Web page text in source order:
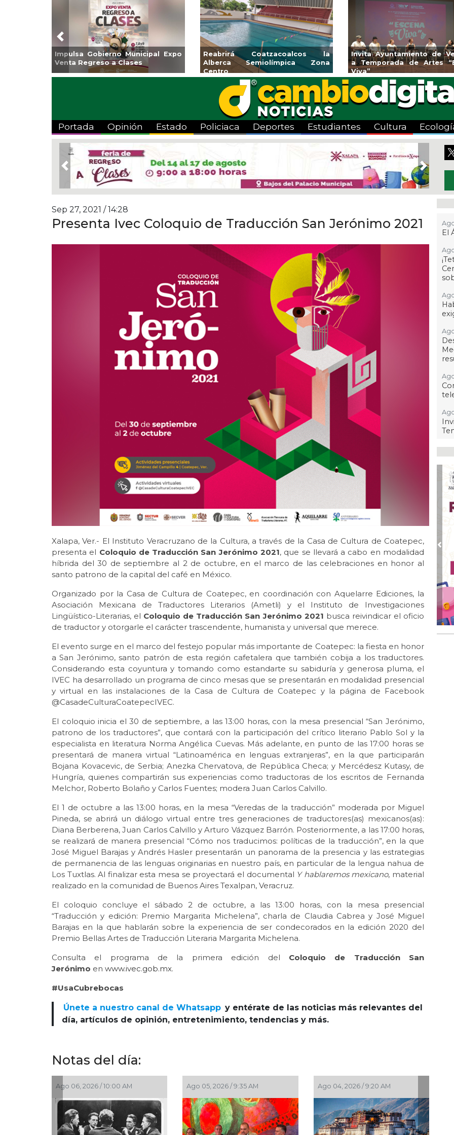
Gobierno Municipal Expo
Regreso a Clases
Reabrirá Coatzacoalcos la
Alberca Semiolímpica Zona
Centro
Invita Ayuntamiento de Veracruz
a Temporada de Artes “Escena
Viva”
Previous
Portada Opinión Estado Policiaca Deportes Estudiantes Cultura
Previous Next
Sep 27, 2021 / 14:28
Presenta Ivec Coloquio de Traducción San Jerónimo 2021
Xalapa, Ver.- El Instituto Veracruzano de la Cultura, a través de la Casa de Cultura de Coatepec,
presenta el Coloquio de Traducción San Jerónimo 2021, que se llevará a cabo en modalidad
híbrida del 30 de septiembre al 2 de octubre, en el marco de las celebraciones en honor al
santo patrono de la capital del café en México.
Organizado por la Casa de Cultura de Coatepec, en coordinación con Aquelarre Ediciones, la
Asociación Mexicana de Traductores Literarios (Ametli) y el Instituto de Investigaciones
Lingüístico-Literarias, el Coloquio de Traducción San Jerónimo 2021 busca reivindicar el oficio
de traductor y otorgarle el carácter trascendente, humanista y universal que merece.
El evento surge en el marco del festejo popular más importante de Coatepec: la fiesta en honor
a San Jerónimo, santo patrón de esta región cafetalera que también cobija a los traductores.
Considerando esta coyuntura y tomando como estandarte su sabiduría y generosa pluma, el
IVEC ha desarrollado un programa de cinco mesas que se presentarán en modalidad presencial
y virtual en las instalaciones de la Casa de Cultura de Coatepec y la página de Facebook
@CasadeCulturaCoatepecIVEC.
El coloquio inicia el 30 de septiembre, a las 13:00 horas, con la mesa presencial “San Jerónimo,
patrono de los traductores”, que contará con la participación del crítico literario Pablo Sol y la
especialista en literatura Norma Angélica Cuevas. Más adelante, en punto de las 17:00 horas se
presentará de manera virtual “Latinoamérica en lenguas extranjeras”, en la que participarán
Bojana Kovacevic, de Serbia; Anezka Chervatova, de República Checa; y Mercédesz Kutasy, de
Hungría, quienes compartirán sus experiencias como traductoras de los escritos de Fernanda
Melchor, Roberto Bolaño y Carlos Fuentes; modera Juan Carlos Calvillo.
El 1 de octubre a las 13:00 horas, en la mesa “Veredas de la traducción” moderada por Miguel
Pineda, se abrirá un diálogo virtual entre tres generaciones de traductores(as) mexicanos(as):
Diana Berberena, Juan Carlos Calvillo y Arturo Vázquez Barrón. Posteriormente, a las 17:00 horas,
se realizará de manera presencial “Cómo nos traducimos: políticas de la traducción”, en la que
José Miguel Barajas y Andrés Hasler presentarán un panorama de la presencia y las estrategias
de permanencia de las lenguas originarias en nuestro país, en particular de la lengua nahua de
Los Tuxtlas. Al finalizar esta mesa se proyectará el documental Y hablaremos mexicano, material
realizado en la comunidad de Buenos Aires Texalpan, Veracruz.
El coloquio concluye el sábado 2 de octubre, a las 13:00 horas, con la mesa presencial
“Traducción y edición: Premio Margarita Michelena”, charla de Claudia Cabrea y José Miguel
Barajas en la que hablarán sobre la experiencia de ser condecorados en la edición 2020 del
Premio Bellas Artes de Traducción Literaria Margarita Michelena.
Consulta el programa de la primera edición del Coloquio de Traducción San
Jerónimo en www.ivec.gob.mx.
#UsaCubrebocas
Únete a nuestro canal de Whatsapp y entérate de las noticias más relevantes del
día, artículos de opinión, entretenimiento, tendencias y más.
Notas del día:
Ago 06, 2026 / 10:00 AM Ago 05, 2026 / 9:35 AM Ago 04, 2026 / 9:20 AM Ago 03, 2026 / 10:54
El